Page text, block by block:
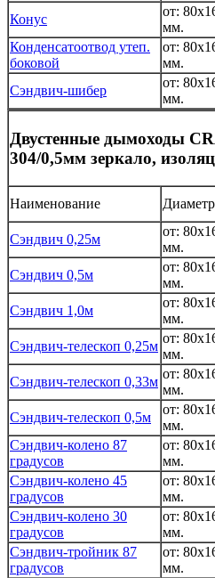
Конус
от:
мм.
Конденсатоотвод утеп.
боковой
от:
мм.
Сэндвич-шибер
от:
мм.
Двустенные дымоходы
304/0,5мм зеркало,
Наименование Диаметр
Сэндвич 0,25м
от:
мм.
Сэндвич 0,5м
от:
мм.
Сэндвич 1,0м
от:
мм.
Сэндвич-телескоп 0,25м
от:
мм.
Сэндвич-телескоп 0,33м
от:
мм.
Сэндвич-телескоп 0,5м
от:
мм.
Сэндвич-колено 87
градусов
от:
мм.
Сэндвич-колено 45
градусов
от:
мм.
Сэндвич-колено 30
градусов
от:
мм.
Сэндвич-тройник 87
градусов
от:
мм.